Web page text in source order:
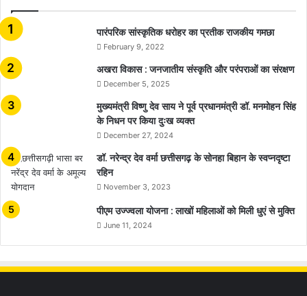
​​​​​​​पारंपरिक सांस्कृतिक धरोहर का प्रतीक राजकीय गमछा
February 9, 2022
अखरा विकास : जनजातीय संस्कृति और परंपराओं का संरक्षण
December 5, 2025
मुख्यमंत्री विष्णु देव साय ने पूर्व प्रधानमंत्री डॉ. मनमोहन सिंह
के निधन पर किया दुःख व्यक्त
December 27, 2024
डॉ. नरेन्द्र देव वर्मा छत्तीसगढ़ के सोनहा बिहान के स्वप्नदृष्टा
रहिन
November 3, 2023
पीएम उज्ज्वला योजना : लाखों महिलाओं को मिली धुएं से मुक्ति
June 11, 2024